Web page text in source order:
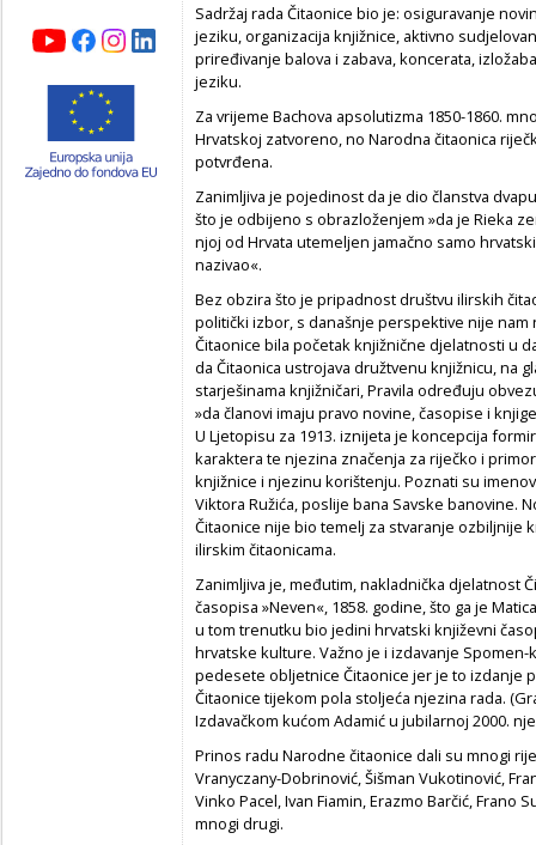
Sadržaj rada Čitaonice bio je: osiguravanje
jeziku, organizacija knjižnice, aktivno
priređivanje balova i zabava, koncerata,
jeziku.
Za vrijeme Bachova apsolutizma 1850-1860.
Hrvatskoj zatvoreno, no Narodna čitaonica
potvrđena.
Zanimljiva je pojedinost da je dio članstva
što je odbijeno s obrazloženjem »da je Rieka
njoj od Hrvata utemeljen jamačno samo
nazivao«.
Bez obzira što je pripadnost društvu ilirskih
politički izbor, s današnje perspektive nije
Čitaonice bila početak knjižnične djelatnosti u
da Čitaonica ustrojava družtvenu knjižnicu, na
starješinama knjižničari, Pravila određuju
»da članovi imaju pravo novine, časopise i
U Ljetopisu za 1913. iznijeta je koncepcija
karaktera te njezina značenja za riječko i
knjižnice i njezinu korištenju. Poznati su
Viktora Ružića, poslije bana Savske banovine.
Čitaonice nije bio temelj za stvaranje ozbiljnije
ilirskim čitaonicama.
Zanimljiva je, međutim, nakladnička djelatnost
časopisa »Neven«, 1858. godine, što ga je
u tom trenutku bio jedini hrvatski književni
hrvatske kulture. Važno je i izdavanje
pedesete obljetnice Čitaonice jer je to izdanje
Čitaonice tijekom pola stoljeća njezina rada.
Izdavačkom kućom Adamić u jubilarnoj 2000.
Prinos radu Narodne čitaonice dali su mnogi
Vranyczany-Dobrinović, Šišman Vukotinović,
Vinko Pacel, Ivan Fiamin, Erazmo Barčić, Frano
mnogi drugi.